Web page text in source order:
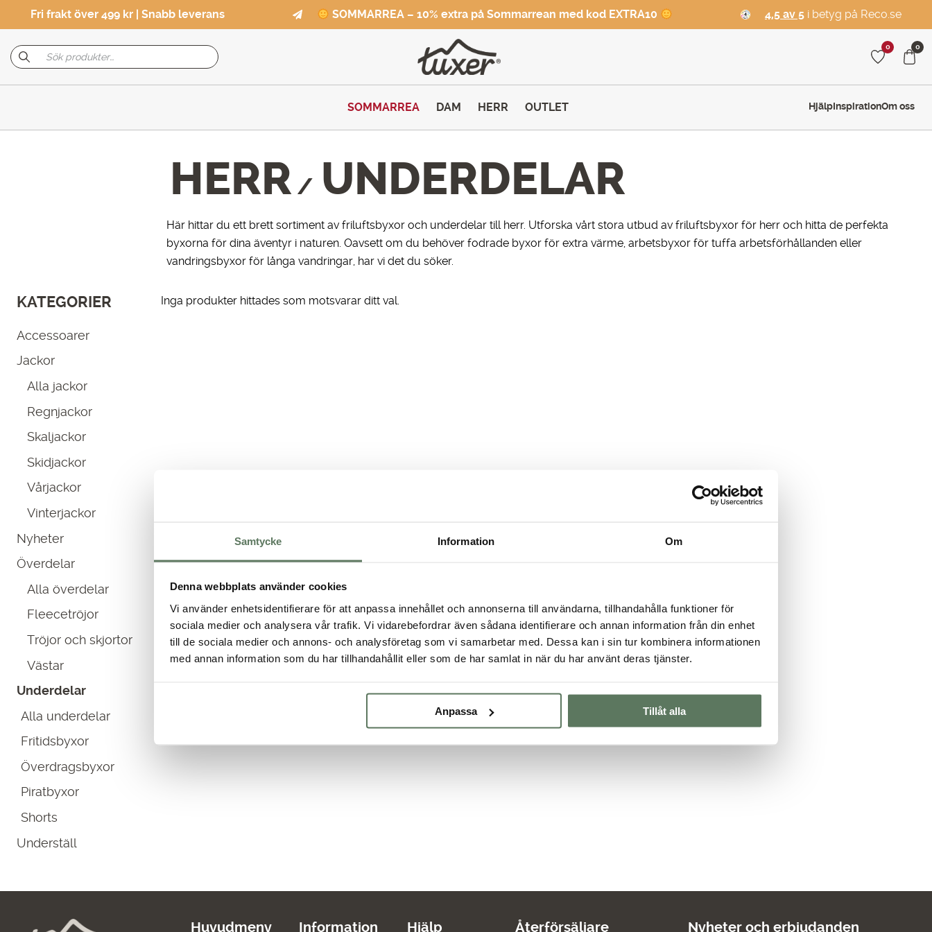
Samtycke Information Om
Denna webbplats använder cookies
Vi använder enhetsidentifierare för att anpassa innehållet och annonserna till användarna, tillhandahålla funktioner för
sociala medier och analysera vår trafik. Vi vidarebefordrar även sådana identifierare och annan information från din enhet
till de sociala medier och annons- och analysföretag som vi samarbetar med. Dessa kan i sin tur kombinera informationen
med annan information som du har tillhandahållit eller som de har samlat in när du har använt deras tjänster.
Anpassa Tillåt alla
Fri frakt över 499 kr | Snabb leverans SOMMARREA – 10% extra på Sommarrean med kod EXTRA10 4,5 av 5 i betyg på Reco.se
SOMMARREA DAM HERR OUTLET HjälpInspirationOm oss
0 0
HERR / UNDERDELAR
Här hittar du ett brett sortiment av friluftsbyxor och underdelar till herr. Utforska vårt stora utbud av friluftsbyxor för herr och hitta de perfekta
byxorna för dina äventyr i naturen. Oavsett om du behöver fodrade byxor för extra värme, arbetsbyxor för tuffa arbetsförhållanden eller
vandringsbyxor för långa vandringar, har vi det du söker.
KATEGORIER
Accessoarer
Jackor
Alla jackor
Regnjackor
Skaljackor
Skidjackor
Vårjackor
Vinterjackor
Nyheter
Överdelar
Alla överdelar
Fleecetröjor
Tröjor och skjortor
Västar
Underdelar
Alla underdelar
Fritidsbyxor
Överdragsbyxor
Piratbyxor
Shorts
Underställ
Inga produkter hittades som motsvarar ditt val.
Huvudmeny Information Hjälp Återförsäljare Nyheter och erbjudanden